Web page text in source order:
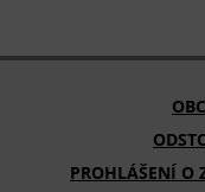
PROHLÁŠENÍ O